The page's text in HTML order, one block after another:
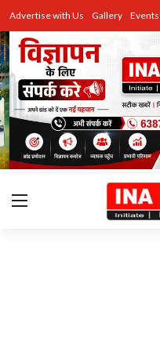
Advertise with Us Gallery Events
उत्तर प्रदेश
Advertise with Us
Events
राज्य